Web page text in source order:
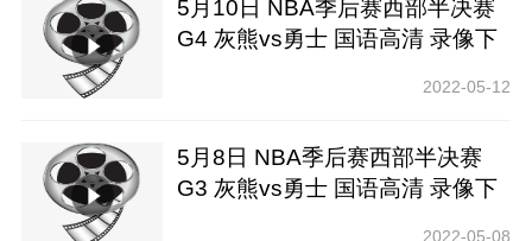
5月10日 NBA季后赛西部半决赛
G4 灰熊vs勇士 国语高清 录像下
2022-05-12
5月8日 NBA季后赛西部半决赛
G3 灰熊vs勇士 国语高清 录像下
2022-05-08